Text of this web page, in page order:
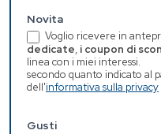
Novita
Voglio ricevere in
dedicate, i coupon di
linea con i miei interessi.
secondo quanto indicato al
dell'informativa sulla privacy
Gusti